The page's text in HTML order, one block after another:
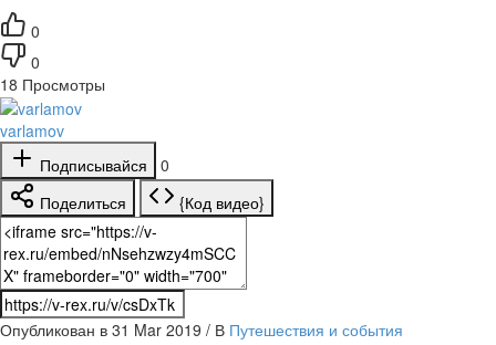
0
0
18 Просмотры
varlamov
Подписывайся
0
Поделиться
{Код видео}
Опубликован в 31 Mar 2019 / В Путешествия и события